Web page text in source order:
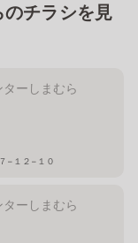
チラシを見
ーしまむら
−１２−１０
ーしまむら